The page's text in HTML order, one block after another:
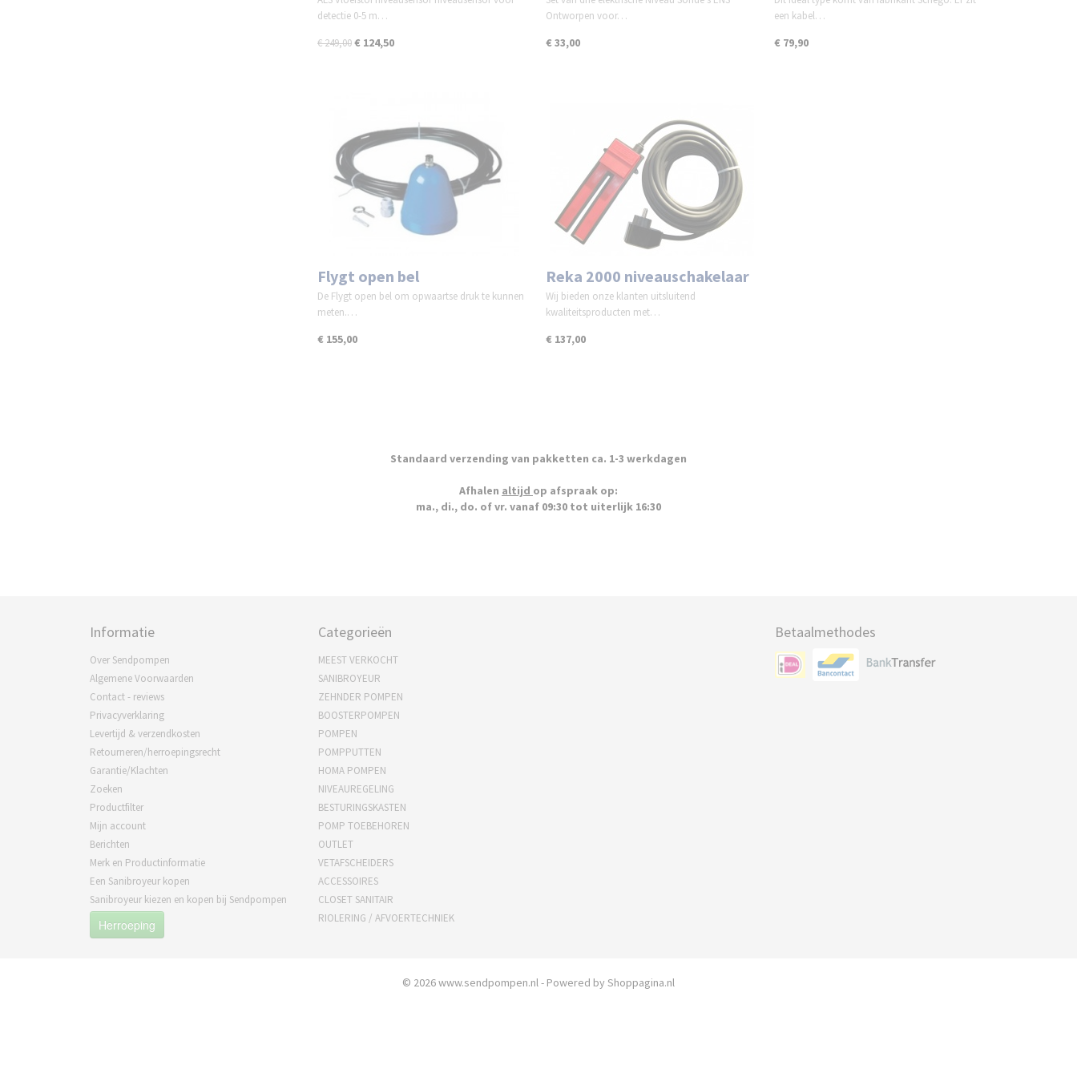
detectie 0-5 m…
€ 249,00€ 124,50
Ontworpen voor…
€ 33,00
een kabel…
€ 79,90
Flygt open bel
De Flygt open bel om opwaartse druk te kunnen
meten.…
€ 155,00
Reka 2000 niveauschakelaar
Wij bieden onze klanten uitsluitend
kwaliteitsproducten met…
€ 137,00
Standaard verzending van pakketten ca. 1-3 werkdagen
Afhalen altijd op afspraak op:
ma., di., do. of vr. vanaf 09:30 tot uiterlijk 16:30
Informatie
Over Sendpompen
Algemene Voorwaarden
Contact - reviews
Privacyverklaring
Levertijd & verzendkosten
Retourneren/herroepingsrecht
Garantie/Klachten
Zoeken
Productfilter
Mijn account
Berichten
Merk en Productinformatie
Een Sanibroyeur kopen
Sanibroyeur kiezen en kopen bij Sendpompen
Herroeping
Categorieën
MEEST VERKOCHT
SANIBROYEUR
ZEHNDER POMPEN
BOOSTERPOMPEN
POMPEN
POMPPUTTEN
HOMA POMPEN
NIVEAUREGELING
BESTURINGSKASTEN
POMP TOEBEHOREN
OUTLET
VETAFSCHEIDERS
ACCESSOIRES
CLOSET SANITAIR
RIOLERING / AFVOERTECHNIEK
Betaalmethodes
© 2026 www.sendpompen.nl - Powered by Shoppagina.nl